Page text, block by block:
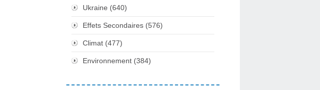
Ukraine (640)
Effets Secondaires (576)
Climat (477)
Environnement (384)